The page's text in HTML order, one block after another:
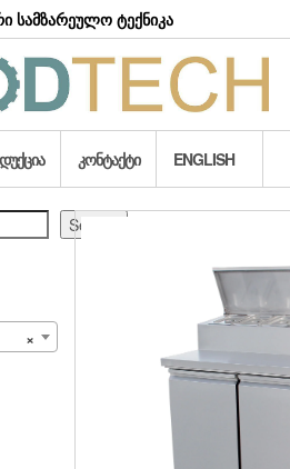
სამზარეულო ტექნიკა
ᲙᲝᲜᲢᲐᲥᲢᲘ ENGLISH
Search
×